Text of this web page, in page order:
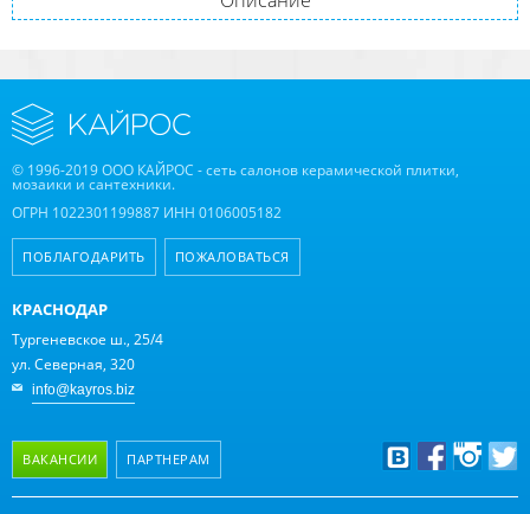
© 1996-2019 ООО КАЙРОС - сеть салонов керамической плитки,
мозаики и сантехники.
ОГРН 1022301199887 ИНН 0106005182
ПОБЛАГОДАРИТЬ ПОЖАЛОВАТЬСЯ
КРАСНОДАР
Тургеневское ш., 25/4
ул. Северная, 320
info@kayros.biz
ВАКАНСИИ ПАРТНЕРАМ